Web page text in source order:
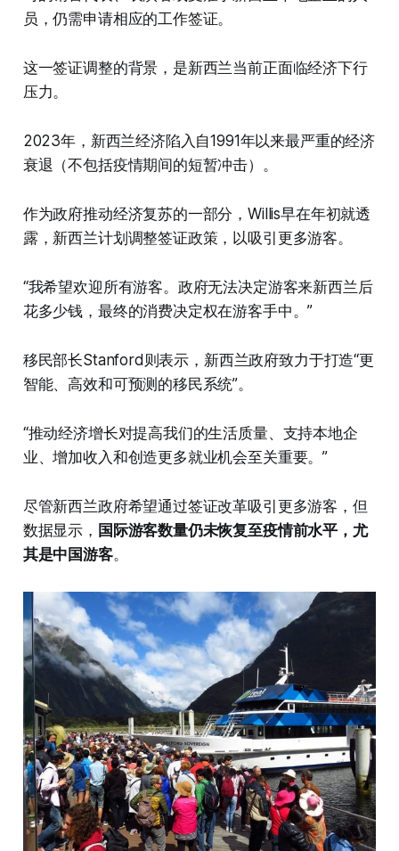
员，仍需申请相应的工作签证。
这一签证调整的背景，是新西兰当前正面临经济下行
压力。
2023年，新西兰经济陷入自1991年以来最严重的经济
衰退（不包括疫情期间的短暂冲击）。
作为政府推动经济复苏的一部分，Willis早在年初就透
露，新西兰计划调整签证政策，以吸引更多游客。
“我希望欢迎所有游客。政府无法决定游客来新西兰后
花多少钱，最终的消费决定权在游客手中。”
移民部长Stanford则表示，新西兰政府致力于打造“更
智能、高效和可预测的移民系统”。
“推动经济增长对提高我们的生活质量、支持本地企
业、增加收入和创造更多就业机会至关重要。”
尽管新西兰政府希望通过签证改革吸引更多游客，但
数据显示， 国际游客数量仍未恢复至疫情前水平，尤
其是中国游客。